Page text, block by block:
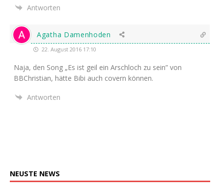
Antworten
Agatha Damenhoden
22. August 2016 17:10
Naja, den Song „Es ist geil ein Arsch­loch zu sein” von
BBChris­ti­an, hät­te Bibi auch covern können.
Antworten
NEUSTE NEWS